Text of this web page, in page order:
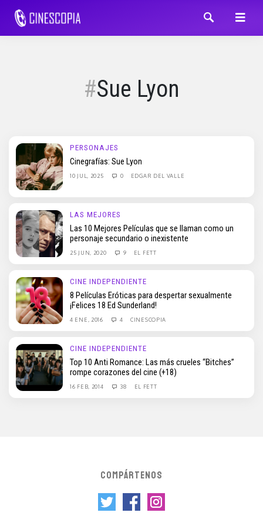
Sue Lyon
PERSONAJES
Cinegrafías: Sue Lyon
10 JUL, 2025 0 EDGAR DEL VALLE
LAS MEJORES
Las 10 Mejores Películas que se llaman como un
personaje secundario o inexistente
25 JUN, 2020 9 EL FETT
CINE INDEPENDIENTE
8 Películas Eróticas para despertar sexualmente
¡Felices 18 Ed Sunderland!
4 ENE, 2016 4 CINESCOPIA
CINE INDEPENDIENTE
Top 10 Anti Romance: Las más crueles “Bitches”
rompe corazones del cine (+18)
16 FEB, 2014 38 EL FETT
COMPÁRTENOS